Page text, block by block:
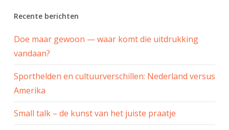
Recente berichten
Doe maar gewoon — waar komt die uitdrukking
vandaan?
Sporthelden en cultuurverschillen: Nederland versus
Amerika
Small talk – de kunst van het juiste praatje